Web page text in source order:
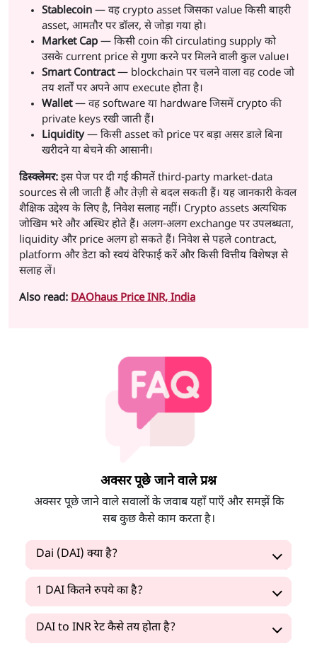
Stablecoin — वह crypto asset जिसका value किसी बाहरी
asset, आमतौर पर डॉलर, से जोड़ा गया हो।
Market Cap — किसी coin की circulating supply को
उसके current price से गुणा करने पर मिलने वाली कुल value।
Smart Contract— blockchain पर चलने वाला वह code जो
तय शर्तों पर अपने आप execute होता है।
Wallet— वह software या hardware जिसमें crypto की
private keys रखी जाती हैं।
Liquidity— किसी asset को price पर बड़ा असर डाले बिना
खरीदने या बेचने की आसानी।
डिस्क्लेमर: इस पेज पर दी गई कीमतें third-party market-data
sources से ली जाती हैं और तेज़ी से बदल सकती हैं। यह जानकारी केवल
शैक्षिक उद्देश्य के लिए है, निवेश सलाह नहीं। Crypto assets अत्यधिक
जोखिम भरे और अस्थिर होते हैं। अलग-अलग exchange पर उपलब्धता,
liquidity और price अलग हो सकते हैं। निवेश से पहले contract,
platform और डेटा को स्वयं वेरिफाई करें और किसी वित्तीय विशेषज्ञ से
सलाह लें।
Also read: DAOhaus Price INR, India
अक्सर पूछे जाने वाले प्रश्न
अक्सर पूछे जाने वाले सवालों के जवाब यहाँ पाएँ और समझें कि
सब कुछ कैसे काम करता है।
Dai (DAI) क्या है?
1 DAI कितने रुपये का है?
DAI to INR रेट कैसे तय होता है?